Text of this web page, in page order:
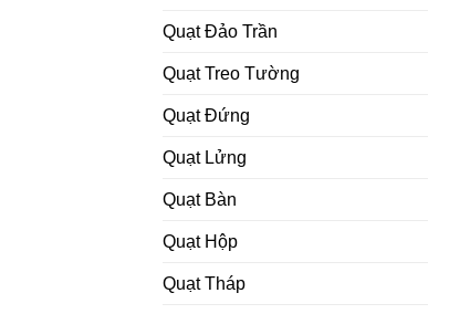
Quạt Đảo Trần
Quạt Treo Tường
Quạt Đứng
Quạt Lửng
Quạt Bàn
Quạt Hộp
Quạt Tháp